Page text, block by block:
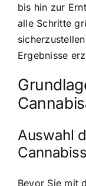
bis hin zur
alle Schritte
Ergebnisse
Auswahl
Bevor Sie mit